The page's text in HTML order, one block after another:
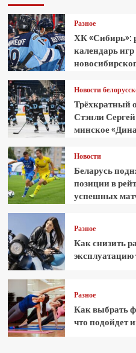
Разное
ХК «Сибирь»:
календарь
Новости
Трёхкратный
Стэнли
минское
Новости
Беларусь
позиции в
успешных
Разное
Как снизить
эксплуатацию
Разное
Как выбрать
что подойдет